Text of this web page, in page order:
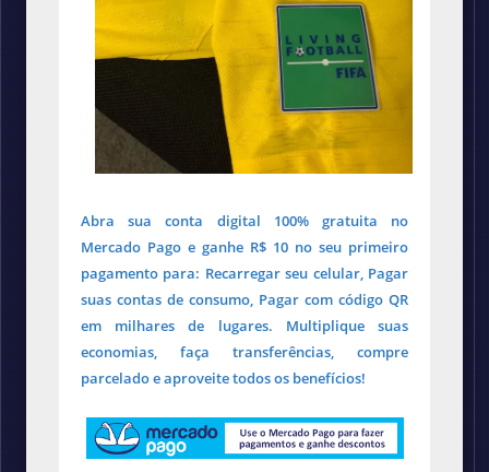
Abra sua conta digital 100% gratuita no
Mercado Pago e ganhe R$ 10 no seu primeiro
pagamento para: Recarregar seu celular, Pagar
suas contas de consumo, Pagar com código QR
em milhares de lugares. Multiplique suas
economias, faça transferências, compre
parcelado e aproveite todos os benefícios!